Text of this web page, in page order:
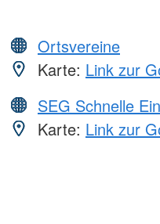
Ortsvereine
Karte: Link zur
SEG Schnelle
Karte: Link zur